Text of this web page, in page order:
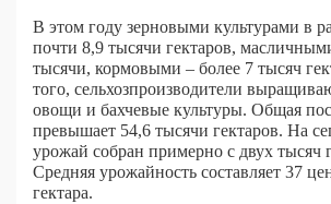
В этом году зерновыми культурами в
почти 8,9 тысячи гектаров,
тысячи, кормовыми – более 7 тысяч
того, сельхозпроизводители
овощи и бахчевые культуры. Общая
превышает 54,6 тысячи гектаров. На
урожай собран примерно с двух тысяч
Средняя урожайность составляет 37
гектара.